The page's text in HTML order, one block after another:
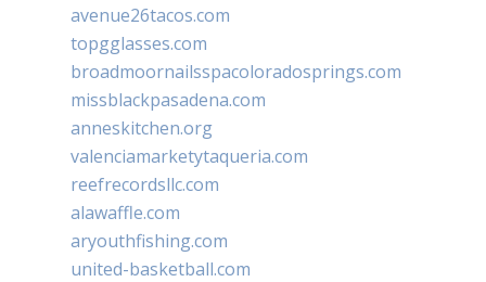
avenue26tacos.com
topgglasses.com
broadmoornailsspacoloradosprings.com
missblackpasadena.com
anneskitchen.org
valenciamarketytaqueria.com
reefrecordsllc.com
alawaffle.com
aryouthfishing.com
united-basketball.com